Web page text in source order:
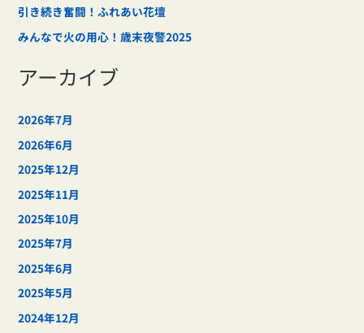
引き続き奮闘！ふれあい花壇
みんなで火の用心！歳末夜警2025
アーカイブ
2026年7月
2026年6月
2025年12月
2025年11月
2025年10月
2025年7月
2025年6月
2025年5月
2024年12月